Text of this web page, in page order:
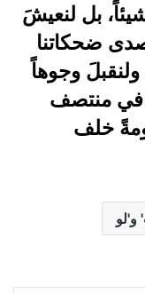
شيئاً، بل لنعيشَ
ضحكاتنا
ولنقبلَ وجوهاً
في منتصف
خلف
و'لو